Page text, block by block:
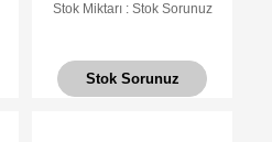
SİST. İÇİN) TSE
Stok Miktarı : Stok Sorunuz
Stok Sorunuz